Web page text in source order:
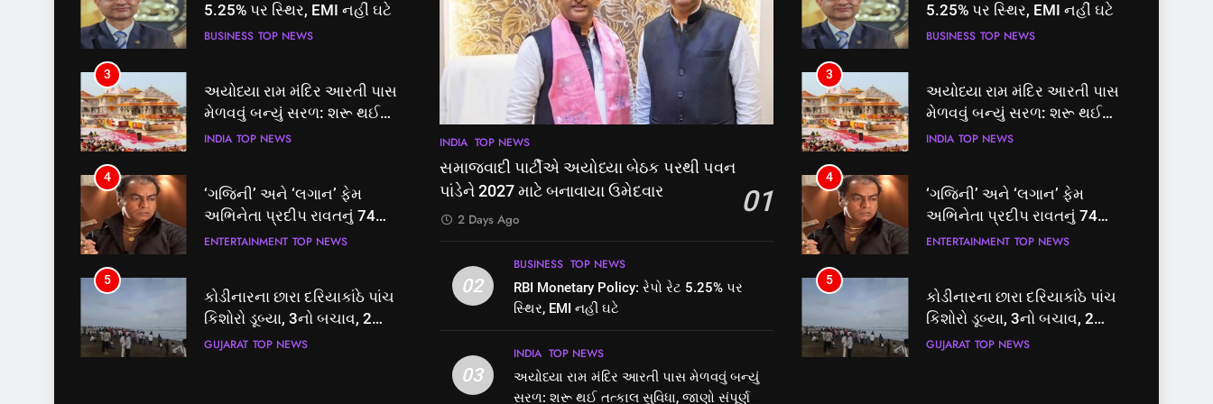
5.25% પર સ્થિર, EMI નહીં ઘટે
BUSINESS TOP NEWS
3
અયોધ્યા રામ મંદિર આરતી પાસ
મેળવવું બન્યું સરળ: શરૂ થઈ
તત્કાલ સુવિધા, જાણો સંપૂર્ણ
INDIA TOP NEWS
4
‘ગજિની’ અને ‘લગાન’ ફેમ
અભિનેતા પ્રદીપ રાવતનું 74
વર્ષની વયે નિધન, બ્લડ કેન્સર
ENTERTAINMENT TOP NEWS
5
કોડીનારના છારા દરિયાકાંઠે પાંચ
કિશોરો ડૂબ્યા, 3નો બચાવ, 2
લાપતા
GUJARAT TOP NEWS
INDIA TOP NEWS
સમાજવાદી પાર્ટીએ અયોધ્યા બેઠક પરથી પવન
પાંડેને 2027 માટે બનાવાયા ઉમેદવાર
01
2 Days Ago
02
BUSINESS TOP NEWS
RBI Monetary Policy: રેપો રેટ 5.25% પર
સ્થિર, EMI નહીં ઘટે
03
INDIA TOP NEWS
અયોધ્યા રામ મંદિર આરતી પાસ મેળવવું બન્યું
સરળ: શરૂ થઈ તત્કાલ સુવિધા, જાણો સંપૂર્ણ
5.25% પર સ્થિર, EMI નહીં ઘટે
BUSINESS TOP NEWS
3
અયોધ્યા રામ મંદિર આરતી પાસ
મેળવવું બન્યું સરળ: શરૂ થઈ
તત્કાલ સુવિધા, જાણો સંપૂર્ણ
INDIA TOP NEWS
4
‘ગજિની’ અને ‘લગાન’ ફેમ
અભિનેતા પ્રદીપ રાવતનું 74
વર્ષની વયે નિધન, બ્લડ કેન્સર
ENTERTAINMENT TOP NEWS
5
કોડીનારના છારા દરિયાકાંઠે પાંચ
કિશોરો ડૂબ્યા, 3નો બચાવ, 2
લાપતા
GUJARAT TOP NEWS